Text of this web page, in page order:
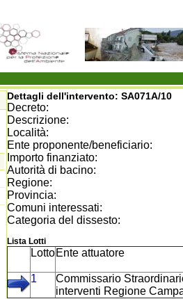
Dettagli dell'intervento: SA071A/10
Decreto:
Descrizione:
Località:
Ente proponente/beneficiario:
Importo finanziato:
Autorità di bacino:
Regione:
Provincia:
Comuni interessati:
Categoria del dissesto:
Lista Lotti
LottoEnte attuatore
1
Commissario
interventi Regione